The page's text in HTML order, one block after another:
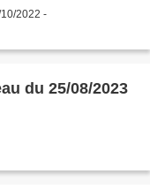
2022 -
du 25/08/2023